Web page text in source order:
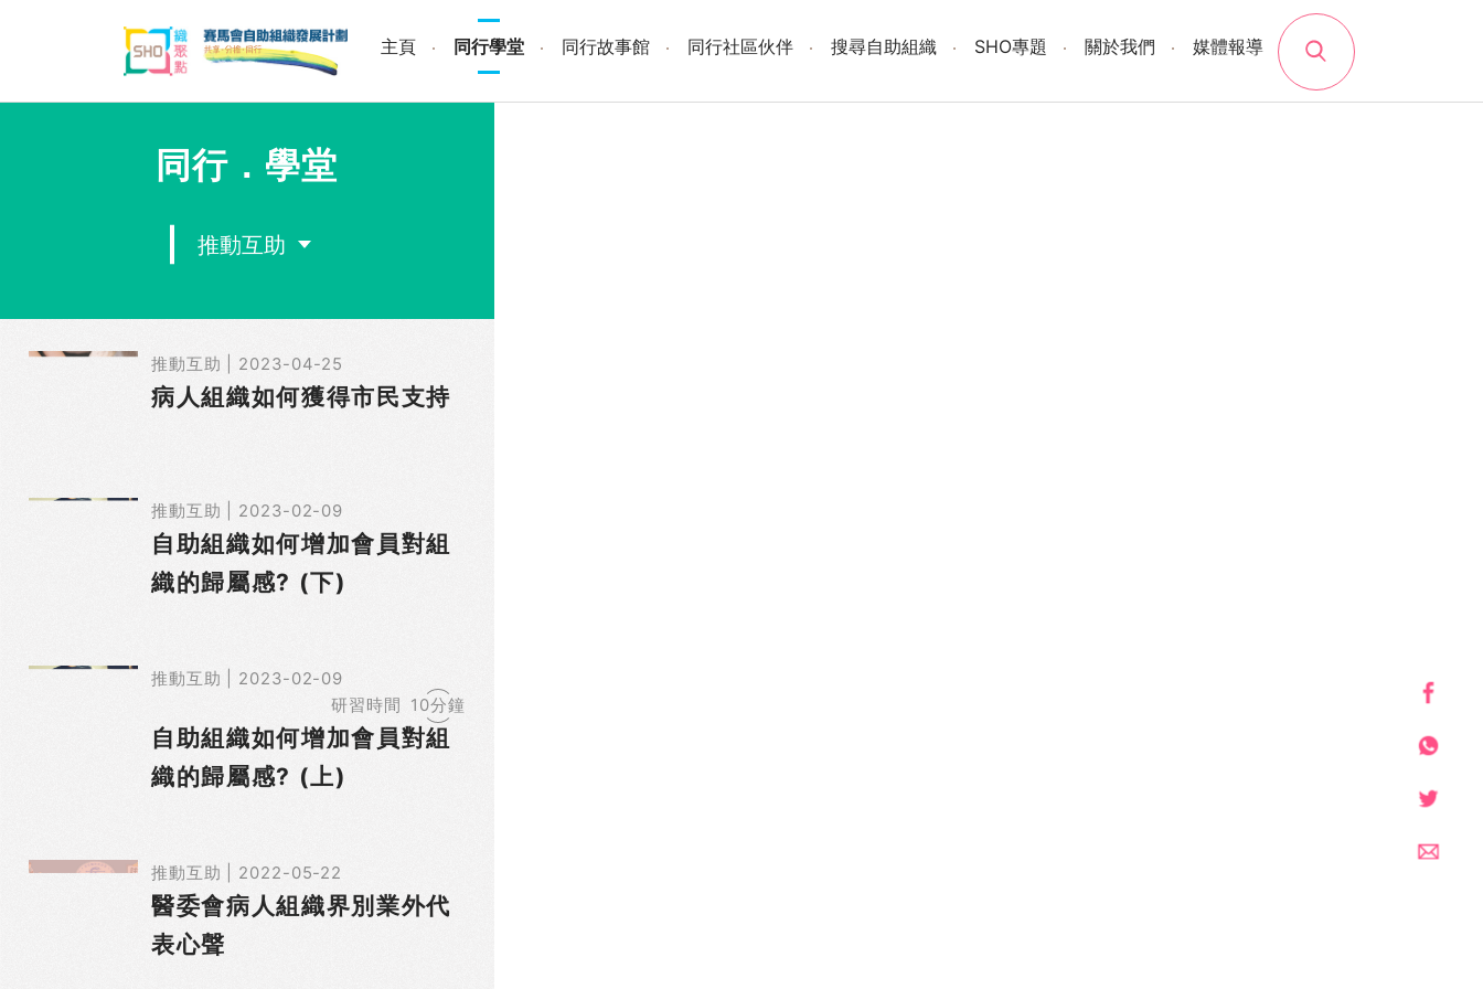
search
主頁
同行學堂 同行故事館 同行社區伙伴 搜尋自助組織 SHO專題 關於我們 媒體報導
同行．學堂
推動互助
推動互助 | 2023-04-25
病人組織如何獲得市民支持
推動互助 | 2023-02-09
自助組織如何增加會員對組
織的歸屬感? (下)
推動互助 | 2023-02-09
研習時間
10分鐘
自助組織如何增加會員對組
織的歸屬感? (上)
推動互助 | 2022-05-22
醫委會病人組織界別業外代
表心聲